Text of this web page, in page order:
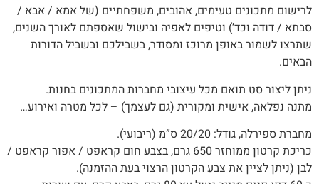
לרישום מתכונים טעימים, אהובים, משפחתיים (של אמא / אבא /
סבתא / דודה וכד’) וטיפים לאפיה ובישול שאספתם לאורך השנים,‬‬
שתרצו לשמור באופן מרוכז ומסודר, בשבילכם ובשביל הדורות
הבאים.
ניתן ליצור סט תואם מכל עיצובי מחברות המתכונים בחנות.
מתנה‭ ‬נפלאה, אישית ומקורית (‬גם‭ ‬לעצמך) – לכל מטרה ואירוע…
מחברת ספירלה, גודל: 20/20 ס”מ (ריבועי).
כריכת קרטון ממוחזר 650 גרם, בצבע חום קראפט / אפור קראפט /
לבן (ניתן לציין את צבע הקרטון הרצוי בעת ההזמנה).